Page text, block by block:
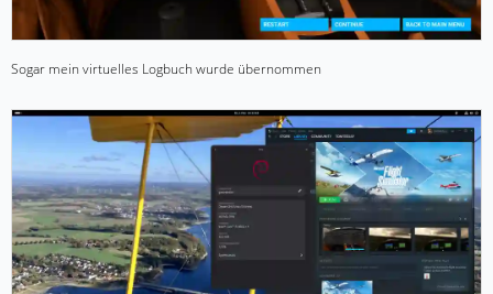
Sogar mein virtuelles Logbuch wurde übernommen